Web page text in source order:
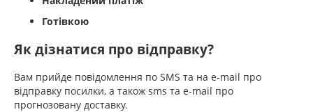
Готівкою
Як дізнатися про відправку?
Вам прийде повідомлення по SMS та на e-mail про
відправку посилки, а також sms та e-mail про
прогнозовану доставку.